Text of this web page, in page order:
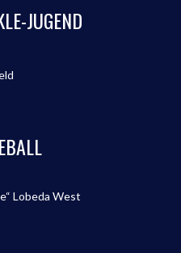
JUGEND
Lobeda West